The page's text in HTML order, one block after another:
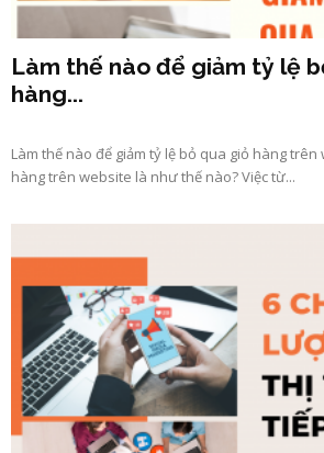
Làm thế nào để giảm tỷ lệ
hàng...
Làm thế nào để giảm tỷ lệ bỏ qua giỏ hàng trên
hàng trên website là như thế nào? Việc từ...